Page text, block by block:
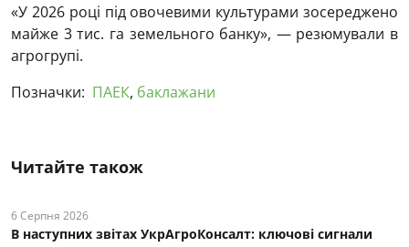
«У 2026 році під овочевими культурами зосереджено
майже 3 тис. га земельного банку», — резюмували в
агрогрупі.
Позначки: ПАЕК, баклажани
Читайте також
6 Серпня 2026
В наступних звітах УкрАгроКонсалт: ключові cигнали